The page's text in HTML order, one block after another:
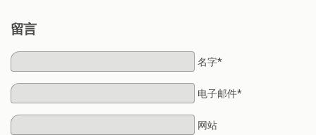
留言
名字*
电子邮件*
网站